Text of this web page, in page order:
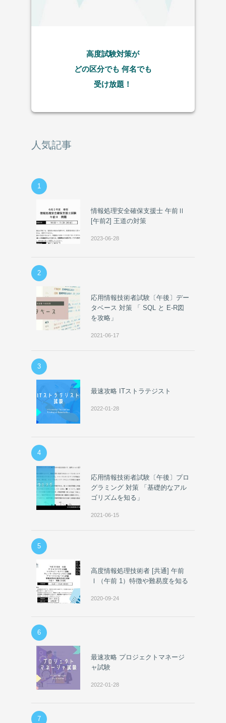
高度試験対策が
どの区分でも 何名でも
受け放題！
人気記事
1
情報処理安全確保支援士 午前Ⅱ
[午前2] 王道の対策
2023-06-28
2
応用情報技術者試験〔午後〕デー
タベース 対策 「 SQL と E-R図
を攻略」
2021-06-17
3
最速攻略 ITストラテジスト
2022-01-28
4
応用情報技術者試験〔午後〕プロ
グラミング 対策 「基礎的なアル
ゴリズムを知る」
2021-06-15
5
高度情報処理技術者 [共通] 午前
Ⅰ（午前 1）特徴や難易度を知る
2020-09-24
6
最速攻略 プロジェクトマネージ
ャ試験
2022-01-28
7